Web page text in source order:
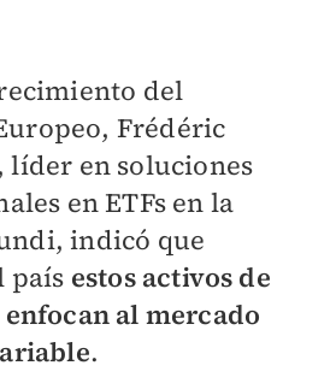
del
Frédéric
líder en soluciones
en ETFs en la
indicó que
país estos activos de
enfocan al mercado
.